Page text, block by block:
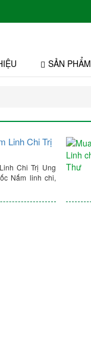
SẢN PHẨM
Linh Chi Trị
Chi Trị Ung
Nấm linh chi,